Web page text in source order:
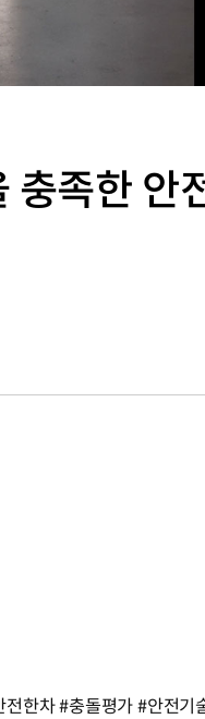
족한 안
한차 #충돌평가 #안전기